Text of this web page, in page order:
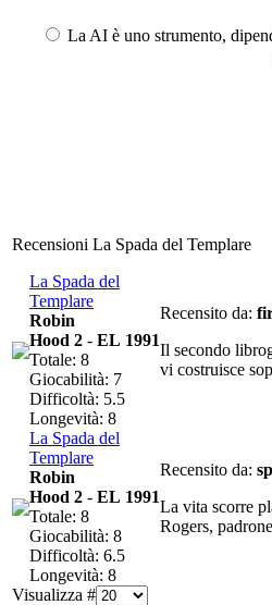
La AI è uno strumento,
Recensioni La Spada del Templare
La Spada del
Templare
Recensito da:
Il secondo
vi costruisce
Robin
Hood 2 - EL 1991
Totale: 8
Giocabilità: 7
Difficoltà: 5.5
Longevità: 8
La Spada del
Templare
Recensito da:
La vita scorre
Rogers,
Robin
Hood 2 - EL 1991
Totale: 8
Giocabilità: 8
Difficoltà: 6.5
Longevità: 8
Visualizza #